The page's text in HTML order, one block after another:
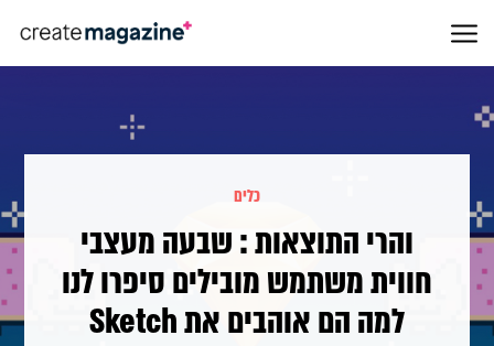
כלים
והרי התוצאות : שבעה מעצבי
חווית משתמש מובילים סיפרו לנו
למה הם אוהבים את Sketch